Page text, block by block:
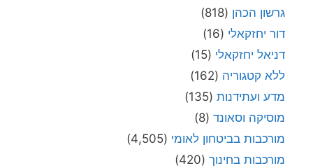
גרשון הכהן (818)
דור יחזקאלי (16)
דניאל יחזקאלי (15)
ללא קטגוריה (162)
מדע ועתידנות (135)
מוסיקה וסאונד (8)
מורכבות בביטחון לאומי (4,505)
מורכבות בחינוך (420)